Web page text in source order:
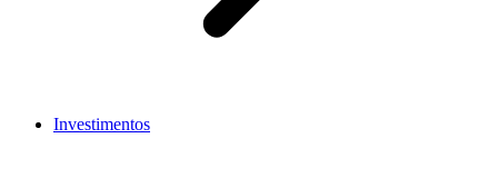
Investimentos